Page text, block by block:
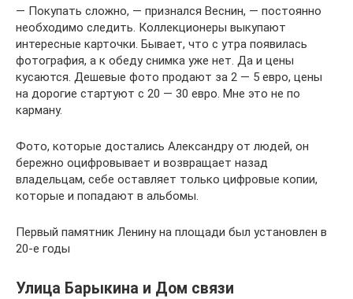
— Покупать сложно, — признался Веснин, — постоянно
необходимо следить. Коллекционеры выкупают
интересные карточки. Бывает, что с утра появилась
фотография, а к обеду снимка уже нет. Да и цены
кусаются. Дешевые фото продают за 2 — 5 евро, цены
на дорогие стартуют с 20 — 30 евро. Мне это не по
карману.
Фото, которые достались Александру от людей, он
бережно оцифровывает и возвращает назад
владельцам, себе оставляет только цифровые копии,
которые и попадают в альбомы.
Первый памятник Ленину на площади был установлен в
20-е годы
Улица Барыкина и Дом связи